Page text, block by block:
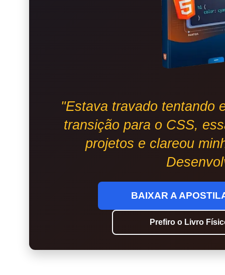
"Estava travado tentando
transição para o CSS,
projetos e clareou
BAIXAR A
Prefiro o Livro